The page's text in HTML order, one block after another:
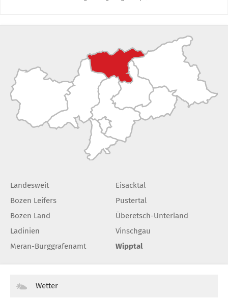
Landesweit
Bozen Leifers
Bozen Land
Ladinien
Meran-Burggrafenamt
Eisacktal
Pustertal
Überetsch-Unterland
Vinschgau
Wipptal
Wetter